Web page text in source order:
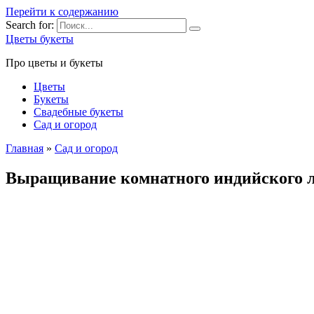
Перейти к содержанию
Search for:
Цветы букеты
Про цветы и букеты
Цветы
Букеты
Свадебные букеты
Сад и огород
Главная » Сад и огород
Выращивание комнатного индийского